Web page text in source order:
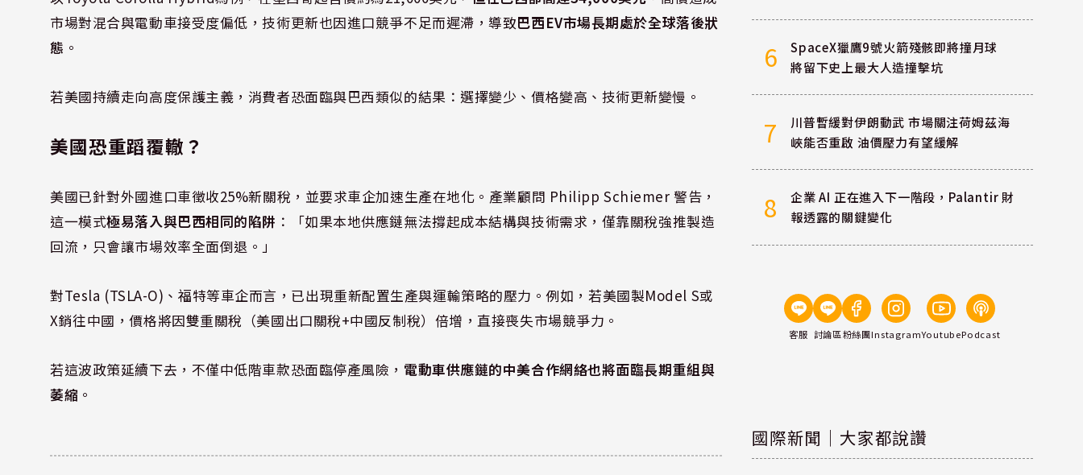
市場對混合與電動車接受度偏低，技術更新也因進口競爭不足而遲滯，導致巴西EV市場長期處於全球落後狀
態 。
若美國持續走向高度保護主義，消費者恐面臨與巴西類似的結果：選擇變少、價格變高、技術更新變慢。
美國恐重蹈覆轍？
美國已針對外國進口車徵收25%新關稅，並要求車企加速生產在地化。產業顧問 Philipp Schiemer 警告，
這一模式極易落入與巴西相同的陷阱 ：「如果本地供應鏈無法撐起成本結構與技術需求，僅靠關稅強推製造
回流，只會讓市場效率全面倒退。」
對Tesla (TSLA-O)、福特等車企而言，已出現重新配置生產與運輸策略的壓力。例如，若美國製Model S或
X銷往中國，價格將因雙重關稅（美國出口關稅+中國反制稅）倍增，直接喪失市場競爭力。
若這波政策延續下去，不僅中低階車款恐面臨停產風險， 電動車供應鏈的中美合作網絡也將面臨長期重組與
萎縮 。
6
SpaceX獵鷹9號火箭殘骸即將撞月球
將留下史上最大人造撞擊坑
7
川普暫緩對伊朗動武 市場關注荷姆茲海
峽能否重啟 油價壓力有望緩解
8
企業 AI 正在進入下一階段，Palantir 財
報透露的關鍵變化
客服 討論區粉絲團InstagramYoutubePodcast
國際新聞｜大家都說讚